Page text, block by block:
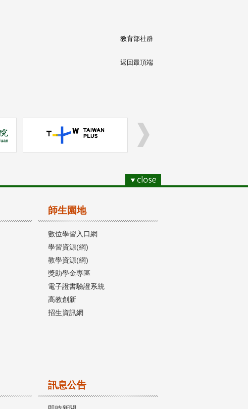
教育部社群
返回最頂端
師生園地
數位學習入口網
學習資源(網)
教學資源(網)
獎助學金專區
電子證書驗證系統
高教創新
招生資訊網
訊息公告